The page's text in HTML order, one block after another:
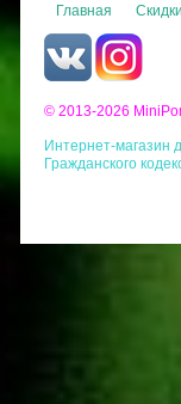
Главная Скидки
© 2013-2026
Интернет-магазин
Гражданского